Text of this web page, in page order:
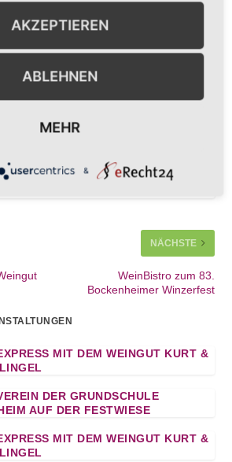
NÄCHSTE
WeinBistro zum 83.
Bockenheimer Winzerfest
MIT DEM WEINGUT KURT &
DER GRUNDSCHULE
AUF DER FESTWIESE
MIT DEM WEINGUT KURT &
AKZEPTIEREN
ABLEHNEN
MEHR
&